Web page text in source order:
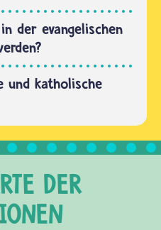
der evangelischen
und katholische